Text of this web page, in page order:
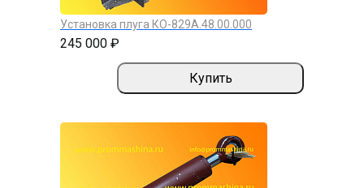
Установка плуга КО-829А.48.00.000
245 000 ₽
Купить